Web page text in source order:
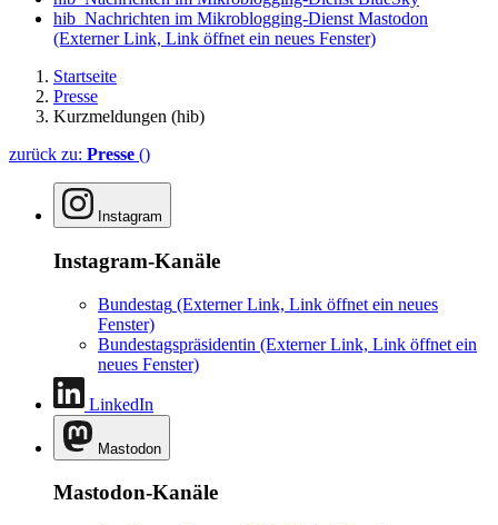
hib_Nachrichten im Mikroblogging-Dienst Mastodon
(Externer Link, Link öffnet ein neues Fenster)
Startseite
Presse
Kurzmeldungen (hib)
zurück zu: Presse ()
Instagram
Instagram-Kanäle
Bundestag (Externer Link, Link öffnet ein neues
Fenster)
Bundestagspräsidentin (Externer Link, Link öffnet ein
neues Fenster)
LinkedIn
Mastodon
Mastodon-Kanäle